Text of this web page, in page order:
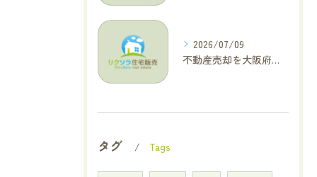
2026/07/09
不動産売却を大阪府交野市で成功に導く三大タブー回避と高価格査定の極意
タグ Tags